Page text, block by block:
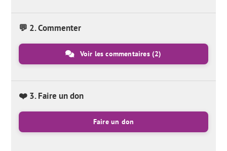
💬 2. Commenter
Voir les commentaires(2)
❤️ 3. Faire un don
Faire un don